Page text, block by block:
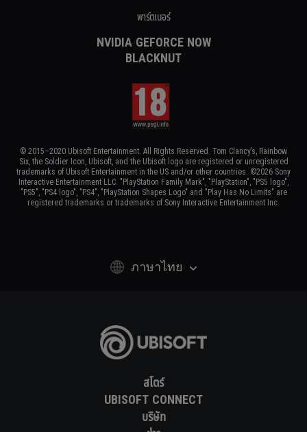
สโตร์
UBISOFT CONNECT
บริษัท
พาร์ตเนอร์
NVIDIA GEFORCE NOW
BLACKNUT
© 2015–2020 Ubisoft Entertainment. All Rights Reserved. Tom Clancy’s, Rainbow
Six, the Soldier Icon, Ubisoft, and the Ubisoft logo are registered or unregistered
trademarks of Ubisoft Entertainment in the US and/or other countries. ©2026 Sony
Interactive Entertainment LLC. "PlayStation Family Mark", "PlayStation", "PS5 logo",
"PS5", "PS4 logo", "PS4", "PlayStation Shapes Logo" and "Play Has No Limits" are
registered trademarks or trademarks of Sony Interactive Entertainment Inc.
ภาษาไทย